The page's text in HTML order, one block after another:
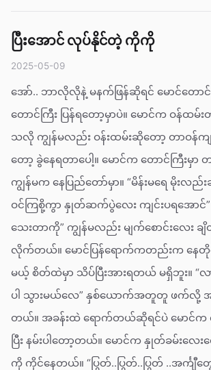
ပြီးအောင် လုပ်နိုင်တဲ့ ကိုကို
2025-05-09
အော်.. ဘာလိုလိုနဲ့ မနက်ဖြန်ဆိုရင် မောင်တော
တောင်ကြီး ပြန်ရတော့မှာပဲ။ မောင်က ဝန်ထမ်
သလို ကျွန်မလည်း ဝန်းထမ်းဆိုတော့ တာဝန်
တော့ ခွဲနေရတာပေါ့။ မောင်က တောင်ကြီးမှ
ကျွန်မက နေပြည်တော်မှာ။ “မိန်းမရေ မိုးလည်
ဝင်ကြစို့ကွာ နှုတ်ဆက်ပွဲလေး ကျင်းပရအောင်”
သေးတာကို” ကျွန်မလည်း မျက်စောင်းလေး ချိတ်
လိုက်တယ်။ မောင်ပြန်ရောက်ကတည်းက နေတို
မယ့် စိတ်ထဲမှာ သိပ်ပြီးအားရတယ် မရှိဘူး။ “လာ
ပါ သွားမယ်လေ” နှစ်ယောက်အတူတူ ဖက်လို့
တယ်။ အခန်းထဲ ရောက်တယ်ဆိုရင်ပဲ မောင်
ပြီး နမ်းပါတော့တယ်။ မောင်က နှုတ်ခမ်းလေး
ကို ကိုင်နေတယ်။ “ပြွတ်..ပြွတ်..ပြွတ် ..အင်္ကျီ